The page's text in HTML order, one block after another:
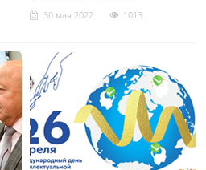
30 мая 2022 1013